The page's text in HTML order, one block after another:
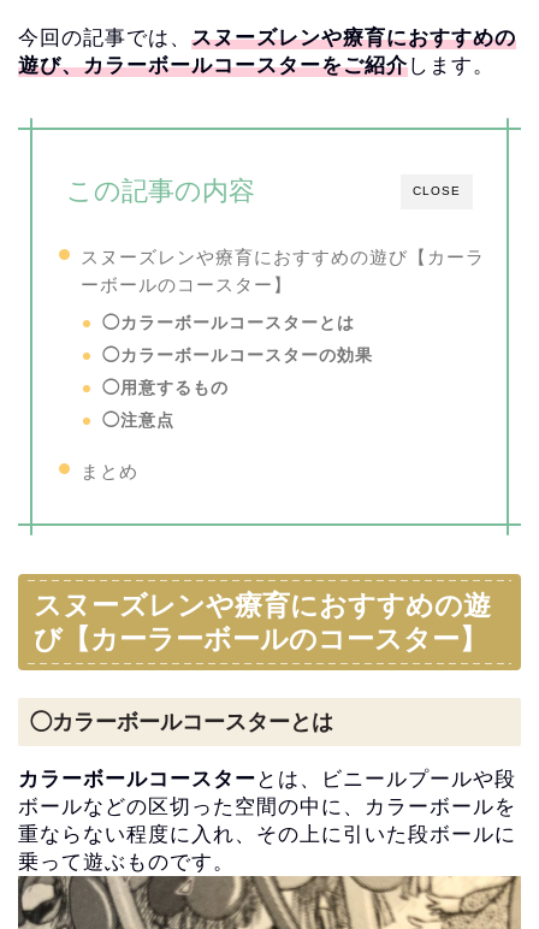
今回の記事では、 スヌーズレンや療育におすすめの
遊び、カラーボールコースターをご紹介します。
CLOSE
この記事の内容
スヌーズレンや療育におすすめの遊び【 カーラ
ーボールのコースター】
◯カラーボールコースターとは
◯カラーボールコースターの効果
◯用意するもの
◯注意点
まとめ
スヌーズレンや療育におすすめの遊
び【 カーラーボールのコースター】
◯カラーボールコースターとは
カラーボールコースター とは、
ビニールプールや段
ボールなどの区切った空間の中に、
カラーボールを
重ならない程度に入れ、 その上に引いた段ボールに
乗って遊ぶものです。